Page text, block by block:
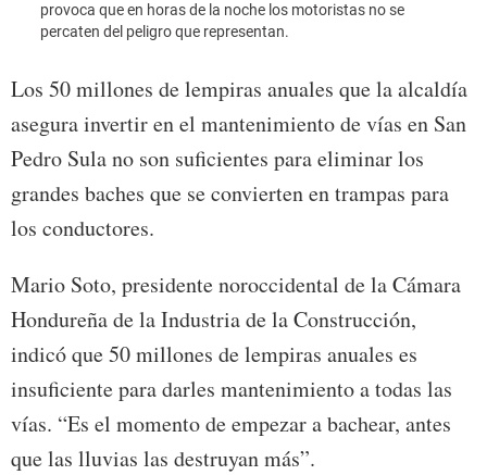
provoca que en horas de la noche los motoristas no se
percaten del peligro que representan.
Los 50 millones de lempiras anuales que la alcaldía
asegura invertir en el mantenimiento de vías en San
Pedro Sula no son suficientes para eliminar los
grandes baches que se convierten en trampas para
los conductores.
Mario Soto, presidente noroccidental de la Cámara
Hondureña de la Industria de la Construcción,
indicó que 50 millones de lempiras anuales es
insuficiente para darles mantenimiento a todas las
vías. “Es el momento de empezar a bachear, antes
que las lluvias las destruyan más”.